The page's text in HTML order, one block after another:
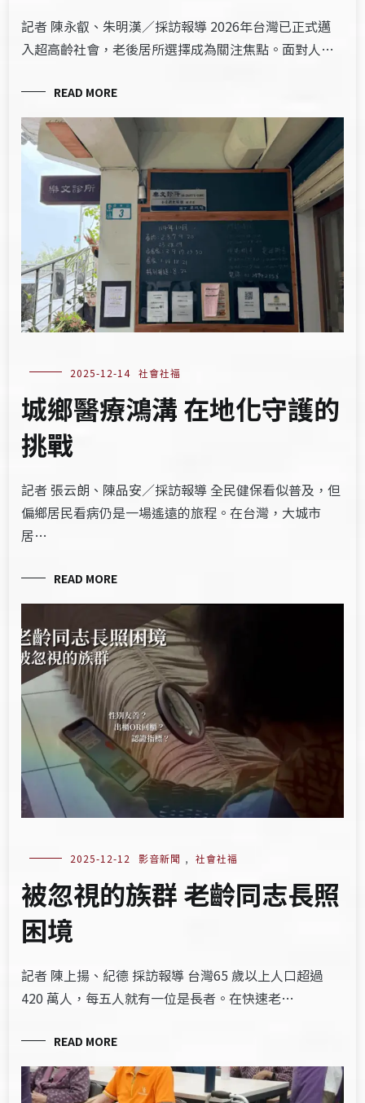
記者 陳永叡、朱明漢／採訪報導 2026年台灣已正式邁
入超高齡社會，老後居所選擇成為關注焦點。面對人…
READ MORE
2025-12-14 社會社福
城鄉醫療鴻溝 在地化守護的
挑戰
記者 張云朗、陳品安／採訪報導 全民健保看似普及，但
偏鄉居民看病仍是一場遙遠的旅程。在台灣，大城市
居…
READ MORE
2025-12-12 影音新聞 , 社會社福
被忽視的族群 老齡同志長照
困境
記者 陳上揚、紀德 採訪報導 台灣65 歲以上人口超過
420 萬人，每五人就有一位是長者。在快速老…
READ MORE